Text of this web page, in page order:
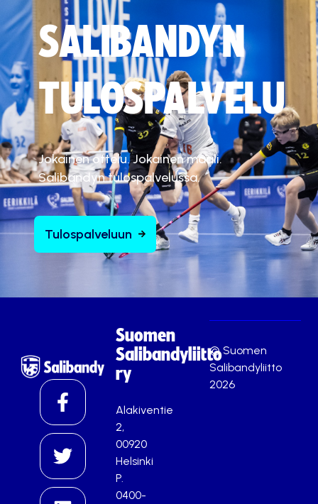
SALIBANDYN
TULOSPALVELU
Jokainen ottelu. Jokainen maali.
Salibandyn tulospalvelussa.
Tulospalveluun
Suomen
Salibandyliitto
ry
Alakiventie
2,
00920
Helsinki
P.
0400-
© Suomen
Salibandyliitto
2026